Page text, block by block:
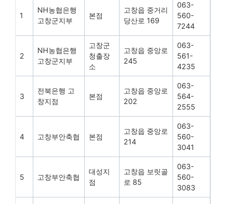
1
NH농협은행
고창군지부
본점
고창읍 중거리
당산로 169
063-
560-
7244
2
NH농협은행
고창군지부
고창군
청출장
소
고창읍 중앙로
245
063-
561-
4235
3
전북은행 고
창지점
본점
고창읍 중앙로
202
063-
564-
2555
4 고창부안축협 본점
고창읍 중앙로
214
063-
560-
3041
5 고창부안축협
대성지
점
고창읍 보릿골
로 85
063-
560-
3083